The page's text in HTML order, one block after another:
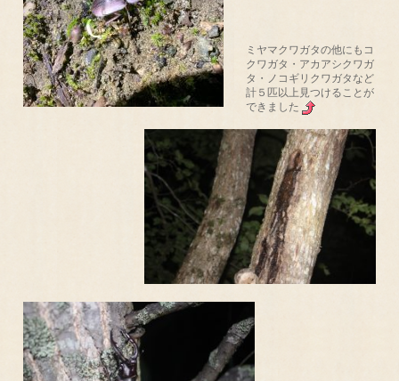
ミヤマクワガタの他にもコ
クワガタ・アカアシクワガ
タ・ノコギリクワガタなど
計５匹以上見つけることが
できました